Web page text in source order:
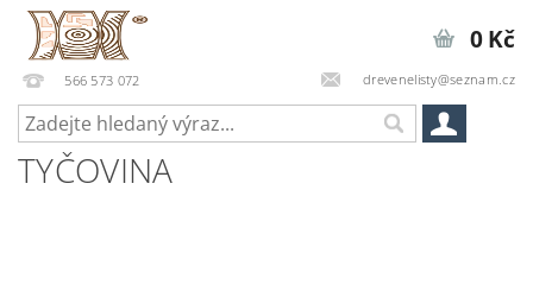
566 573 072 drevenelisty@seznam.cz
0 Kč
TYČOVINA